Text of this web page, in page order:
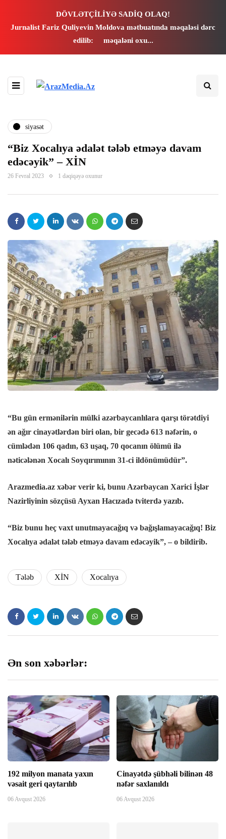
panel
panel
panel
panel
panel
panel
panel
Panel
giriş
panel
Panel
panel
panel
panel
Panel
panel
panel
panel
DÖVLƏTÇİLİYƏ SADİQ OLAQ!
Jurnalist Fariz Quliyevin Moldova mətbuatında məqaləsi dərc
edilib:
məqaləni oxu...
siyasət
“Biz Xocalıya ədalət tələb etməyə davam
edəcəyik” – XİN
26 Fevral 2023 1 dəqiqəyə oxunur
“Bu gün ermənilərin mülki azərbaycanlılara qarşı törətdiyi
ən ağır cinayətlərdən biri olan, bir gecədə 613 nəfərin, o
cümlədən 106 qadın, 63 uşaq, 70 qocanın ölümü ilə
nəticələnən Xocalı Soyqırımının 31-ci ildönümüdür”.
Arazmedia.az xəbər verir ki, bunu Azərbaycan Xarici İşlər
Nazirliyinin sözçüsü Ayxan Hacızadə tviterdə yazıb.
“Biz bunu heç vaxt unutmayacağıq və bağışlamayacağıq! Biz
Xocalıya ədalət tələb etməyə davam edəcəyik”, – o bildirib.
Tələb XİN Xocalıya
Ən son xəbərlər:
192 milyon manata yaxın
vəsait geri qaytarılıb
06 Avqust 2026
Cinayətdə şübhəli bilinən 48
nəfər saxlanıldı
06 Avqust 2026